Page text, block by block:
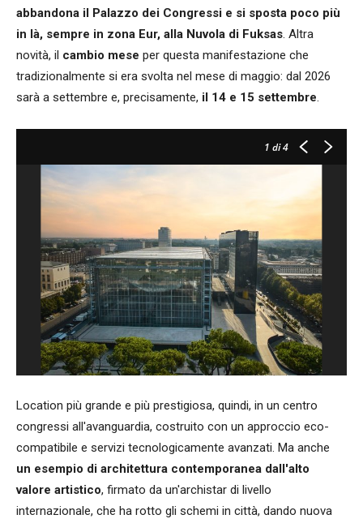
abbandona il Palazzo dei Congressi e si sposta poco più
in là, sempre in zona Eur, alla Nuvola di Fuksas. Altra
novità, il cambio mese per questa manifestazione che
tradizionalmente si era svolta nel mese di maggio: dal 2026
sarà a settembre e, precisamente, il 14 e 15 settembre.
1 di 4
Location più grande e più prestigiosa, quindi, in un centro
congressi all'avanguardia, costruito con un approccio eco-
compatibile e servizi tecnologicamente avanzati. Ma anche
un esempio di architettura contemporanea dall'alto
valore artistico, firmato da un'archistar di livello
internazionale, che ha rotto gli schemi in città, dando nuova